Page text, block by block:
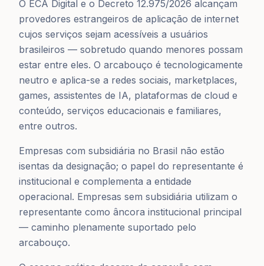
O ECA Digital e o Decreto 12.975/2026 alcançam
provedores estrangeiros de aplicação de internet
cujos serviços sejam acessíveis a usuários
brasileiros — sobretudo quando menores possam
estar entre eles. O arcabouço é tecnologicamente
neutro e aplica-se a redes sociais, marketplaces,
games, assistentes de IA, plataformas de cloud e
conteúdo, serviços educacionais e familiares,
entre outros.
Empresas com subsidiária no Brasil não estão
isentas da designação; o papel do representante é
institucional e complementa a entidade
operacional. Empresas sem subsidiária utilizam o
representante como âncora institucional principal
— caminho plenamente suportado pelo
arcabouço.